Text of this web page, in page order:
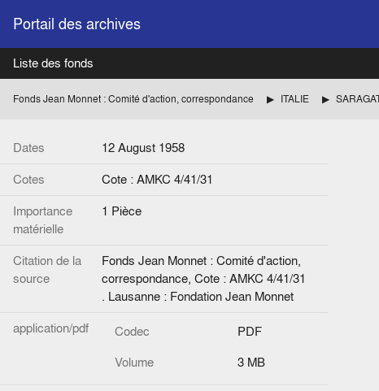
Portail des archives
Liste des fonds
Fonds Jean Monnet : Comité d'action, correspondance ITALIE
Dates
12 August 1958
Cotes
Cote : AMKC 4/41/31
Importance
matérielle
1 Pièce
Citation de la
source
Fonds Jean Monnet : Comité d'action,
correspondance, Cote : AMKC 4/41/31
. Lausanne : Fondation Jean Monnet
application/pdf
Codec
PDF
Volume
3 MB